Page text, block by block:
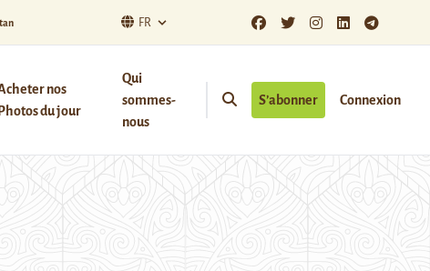
FR
nos
Photos du jour
Qui
sommes-
nous
S’abonner Connexion